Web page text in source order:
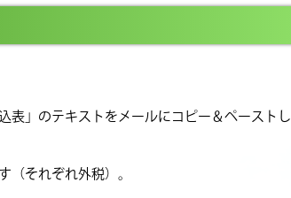
表」のテキストをメールにコピー＆ペーストし
それぞれ外税）。